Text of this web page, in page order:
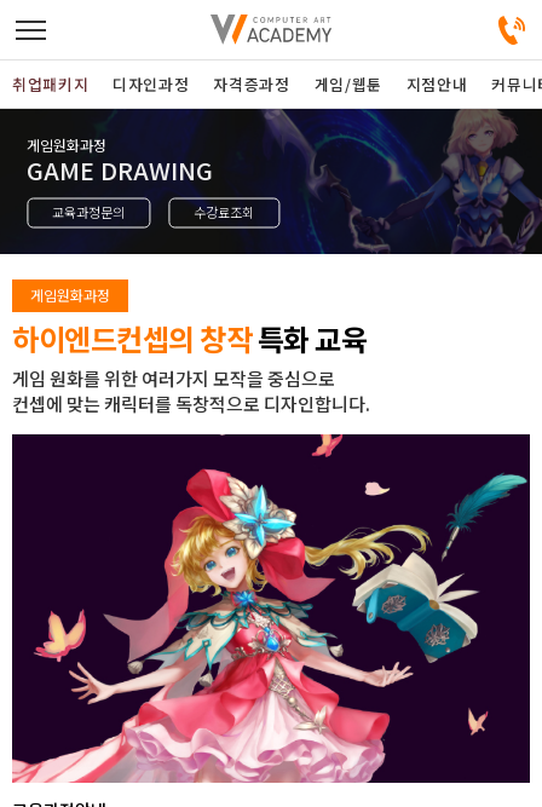
디자인정규과정
디자인단과과정
게임과정
자격증과정
커뮤니티
고객상담센터
아카데미소개
지점별 홈페이지
취업패키지 디자인과정 자격증과정 게임/웹툰 지점안내 커뮤니
게임원화과정
GAME DRAWING
교육과정문의 수강료조회
게임원화과정
하이엔드컨셉의 창작특화 교육
게임 원화를 위한 여러가지 모작을 중심으로
컨셉에 맞는 캐릭터를 독창적으로 디자인합니다.